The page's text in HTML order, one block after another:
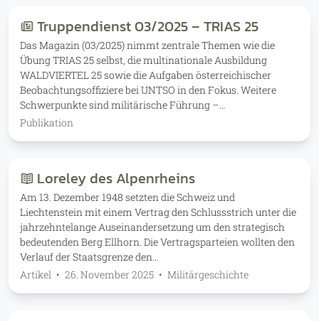
Truppendienst 03/2025 – TRIAS 25
Das Magazin (03/2025) nimmt zentrale Themen wie die
Übung TRIAS 25 selbst, die multinationale Ausbildung
WALDVIERTEL 25 sowie die Aufgaben österreichischer
Beobachtungsoffiziere bei UNTSO in den Fokus. Weitere
Schwerpunkte sind militärische Führung –…
Publikation
Loreley des Alpenrheins
Am 13. Dezember 1948 setzten die Schweiz und
Liechtenstein mit einem Vertrag den Schlussstrich unter die
jahrzehntelange Auseinandersetzung um den strategisch
bedeutenden Berg Ellhorn. Die Vertragsparteien wollten den
Verlauf der Staatsgrenze den…
Artikel • 26. November 2025 • Militärgeschichte